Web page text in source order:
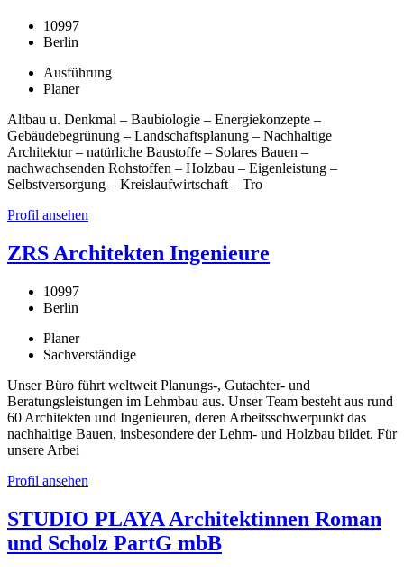
10997
Berlin
Ausführung
Planer
Altbau u. Denkmal – Baubiologie – Energiekonzepte –
Gebäudebegrünung – Landschaftsplanung – Nachhaltige
Architektur – natürliche Baustoffe – Solares Bauen –
nachwachsenden Rohstoffen – Holzbau – Eigenleistung –
Selbstversorgung – Kreislaufwirtschaft – Tro
Profil ansehen
ZRS Architekten Ingenieure
10997
Berlin
Planer
Sachverständige
Unser Büro führt weltweit Planungs-, Gutachter- und
Beratungsleistungen im Lehmbau aus. Unser Team besteht aus rund
60 Architekten und Ingenieuren, deren Arbeitsschwerpunkt das
nachhaltige Bauen, insbesondere der Lehm- und Holzbau bildet. Für
unsere Arbei
Profil ansehen
STUDIO PLAYA Architektinnen Roman
und Scholz PartG mbB